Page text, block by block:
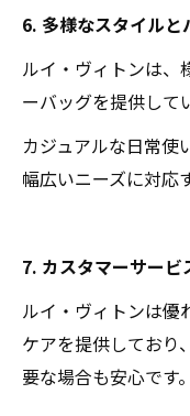
6. 多様なスタイルと
ルイ・ヴィトンは、
ーバッグを提供して
カジュアルな日常使
幅広いニーズに対応
7. カスタマーサー
ルイ・ヴィトンは優
ケアを提供しており
要な場合も安心です。